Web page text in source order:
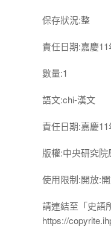
保存狀況:整
責任日期:嘉慶11
數量:1
語文:chi-漢文
責任日期:嘉慶11
版權:中央研究
使用限制:開放:
請連結至「史語
https://